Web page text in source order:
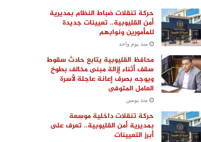
حركة تنقلات ضباط النظام بمديرية
أمن القليوبية.. تعيينات جديدة
للمأمورين ونوابهم
منذ يوم واحد
محافظ القليوبية يتابع حادث سقوط
سقف أثناء إزالة مبنى مخالف بطوخ
ويوجه بصرف إعانة عاجلة لأسرة
العامل المتوفى
منذ يومين
حركة تنقلات داخلية موسعة
بمديرية أمن القليوبية.. تعرف على
أبرز التعيينات